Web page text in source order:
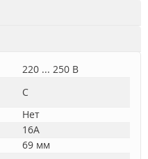
220 ... 250 В
C
Нет
16A
69 мм